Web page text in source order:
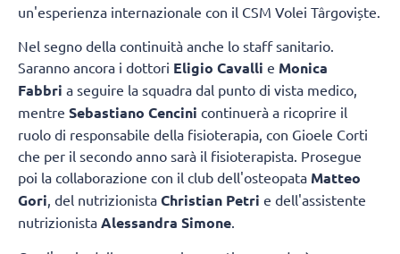
un'esperienza internazionale con il CSM Volei Târgoviște.
Nel segno della continuità anche lo staff sanitario.
Saranno ancora i dottori Eligio Cavalli e Monica
Fabbri a seguire la squadra dal punto di vista medico,
mentre Sebastiano Cencini continuerà a ricoprire il
ruolo di responsabile della fisioterapia, con Gioele Corti
che per il secondo anno sarà il fisioterapista. Prosegue
poi la collaborazione con il club dell'osteopata Matteo
Gori , del nutrizionista Christian Petri e dell'assistente
nutrizionista Alessandra Simone